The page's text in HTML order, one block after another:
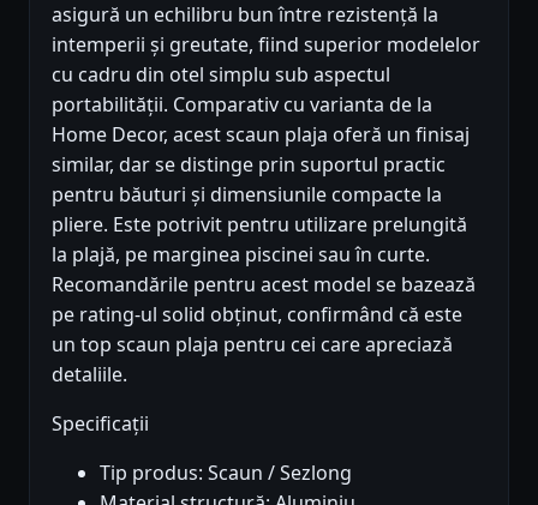
asigură un echilibru bun între rezistență la
intemperii și greutate, fiind superior modelelor
cu cadru din otel simplu sub aspectul
portabilității. Comparativ cu varianta de la
Home Decor, acest scaun plaja oferă un finisaj
similar, dar se distinge prin suportul practic
pentru băuturi și dimensiunile compacte la
pliere. Este potrivit pentru utilizare prelungită
la plajă, pe marginea piscinei sau în curte.
Recomandările pentru acest model se bazează
pe rating-ul solid obținut, confirmând că este
un top scaun plaja pentru cei care apreciază
detaliile.
Specificații
Tip produs: Scaun / Sezlong